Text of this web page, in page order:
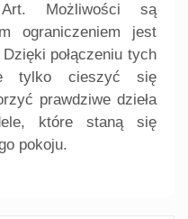
Możliwości są
ograniczeniem jest
połączeniu tych
tylko cieszyć się
prawdziwe dzieła
które staną się
pokoju.